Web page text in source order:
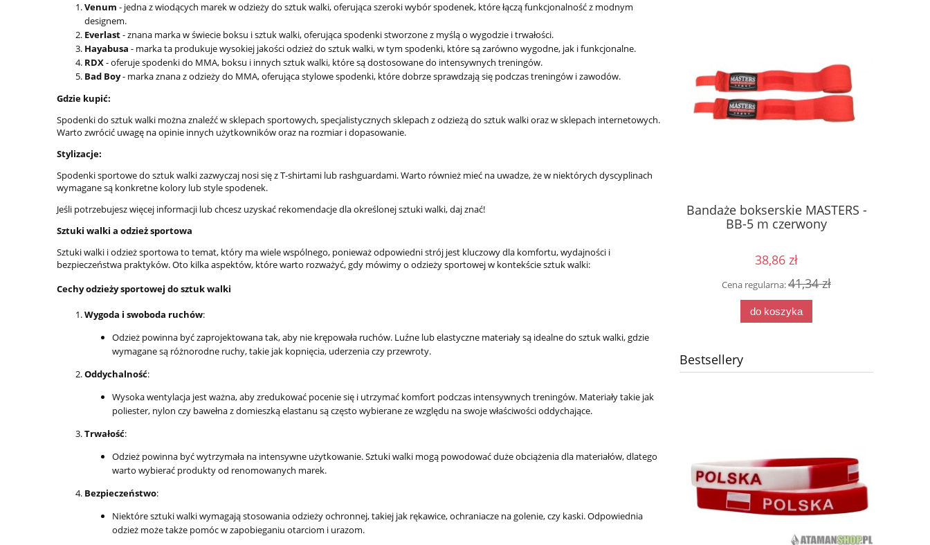
Venum - jedna z wiodących marek w odzieży do sztuk walki, oferująca szeroki wybór spodenek, które łączą funkcjonalność z modnym
designem.
Everlast- znana marka w świecie boksu i sztuk walki, oferująca spodenki stworzone z myślą o wygodzie i trwałości.
Hayabusa - marka ta produkuje wysokiej jakości odzież do sztuk walki, w tym spodenki, które są zarówno wygodne, jak i funkcjonalne.
RDX- oferuje spodenki do MMA, boksu i innych sztuk walki, które są dostosowane do intensywnych treningów.
Bad Boy- marka znana z odzieży do MMA, oferująca stylowe spodenki, które dobrze sprawdzają się podczas treningów i zawodów.
Gdzie kupić:
Spodenki do sztuk walki można znaleźć w sklepach sportowych, specjalistycznych sklepach z odzieżą do sztuk walki oraz w sklepach internetowych.
Warto zwrócić uwagę na opinie innych użytkowników oraz na rozmiar i dopasowanie.
Stylizacje:
Spodenki sportowe do sztuk walki zazwyczaj nosi się z T-shirtami lub rashguardami. Warto również mieć na uwadze, że w niektórych dyscyplinach
wymagane są konkretne kolory lub style spodenek.
Jeśli potrzebujesz więcej informacji lub chcesz uzyskać rekomendacje dla określonej sztuki walki, daj znać!
Sztuki walki a odzież sportowa
Sztuki walki i odzież sportowa to temat, który ma wiele wspólnego, ponieważ odpowiedni strój jest kluczowy dla komfortu, wydajności i
bezpieczeństwa praktyków. Oto kilka aspektów, które warto rozważyć, gdy mówimy o odzieży sportowej w kontekście sztuk walki:
Cechy odzieży sportowej do sztuk walki
Wygoda i swoboda ruchów:
Odzież powinna być zaprojektowana tak, aby nie krępowała ruchów. Luźne lub elastyczne materiały są idealne do sztuk walki, gdzie
wymagane są różnorodne ruchy, takie jak kopnięcia, uderzenia czy przewroty.
Oddychalność:
Wysoka wentylacja jest ważna, aby zredukować pocenie się i utrzymać komfort podczas intensywnych treningów. Materiały takie jak
poliester, nylon czy bawełna z domieszką elastanu są często wybierane ze względu na swoje właściwości oddychające.
Trwałość:
Odzież powinna być wytrzymała na intensywne użytkowanie. Sztuki walki mogą powodować duże obciążenia dla materiałów, dlatego
warto wybierać produkty od renomowanych marek.
Bezpieczeństwo:
Niektóre sztuki walki wymagają stosowania odzieży ochronnej, takiej jak rękawice, ochraniacze na golenie, czy kaski. Odpowiednia
odzież może także pomóc w zapobieganiu otarciom i urazom.
217,00 zł
Bandaże bokserskie MASTERS -
BB-5 m czerwony
38,86 zł
Cena regularna:41,34 zł
do koszyka
Bestsellery